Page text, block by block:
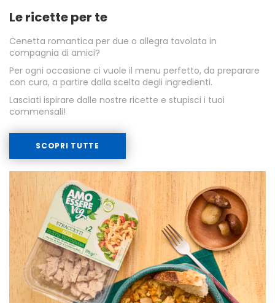
Le ricette per te
Cenetta romantica per due o allegra tavolata in
compagnia di amici?
Per ogni occasione ci vuole il menu perfetto, da preparare
con cura, a partire dalla scelta degli ingredienti.
Lasciati ispirare dalle nostre ricette e stupisci i tuoi
commensali!
SCOPRI TUTTE